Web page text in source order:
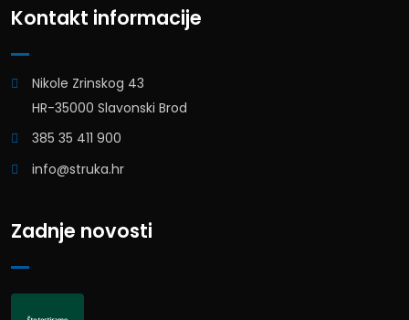
Kontakt informacije
Nikole Zrinskog 43
HR-35000 Slavonski Brod
385 35 411 900
info@struka.hr
Zadnje novosti